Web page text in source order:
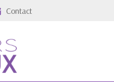
Contact